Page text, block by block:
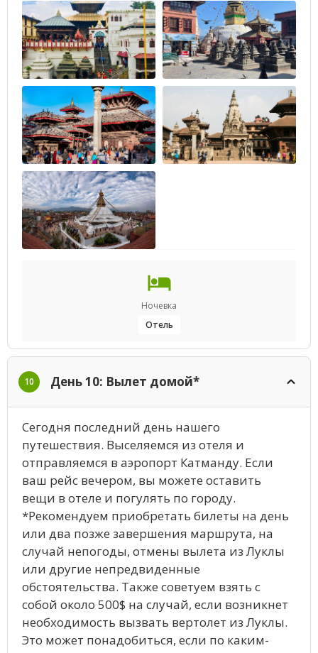
Ночевка
Отель
10 День 10: Вылет домой*
Сегодня последний день нашего
путешествия. Выселяемся из отеля и
отправляемся в аэропорт Катманду. Если
ваш рейс вечером, вы можете оставить
вещи в отеле и погулять по городу.
*Рекомендуем приобретать билеты на день
или два позже завершения маршрута, на
случай непогоды, отмены вылета из Луклы
или другие непредвиденные
обстоятельства. Также советуем взять с
собой около 500$ на случай, если возникнет
необходимость вызвать вертолет из Луклы.
Это может понадобиться, если по каким-